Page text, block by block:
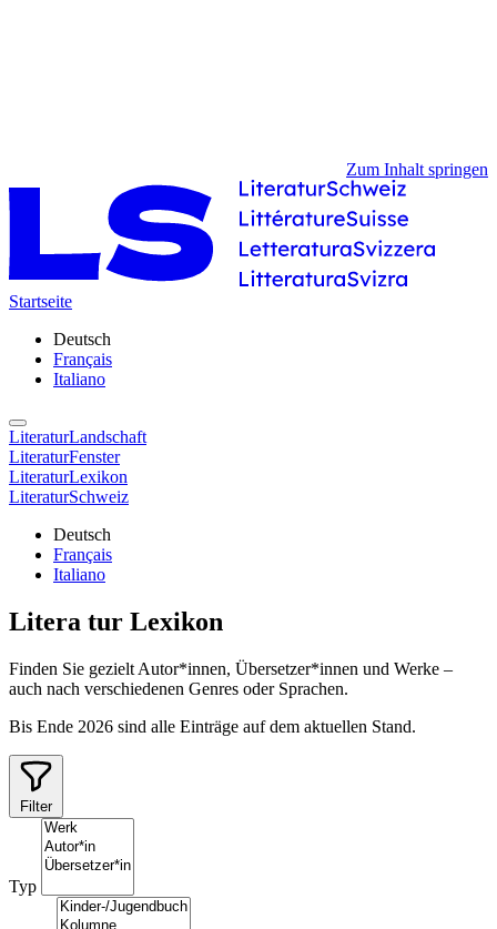
Zum Inhalt springen
Startseite
Deutsch
Français
Italiano
LiteraturLandschaft
LiteraturFenster
LiteraturLexikon
LiteraturSchweiz
Deutsch
Français
Italiano
Litera tur Lexikon
Finden Sie gezielt Autor*innen, Übersetzer*innen und Werke –
auch nach verschiedenen Genres oder Sprachen.
Bis Ende 2026 sind alle Einträge auf dem aktuellen Stand.
Filter
Typ